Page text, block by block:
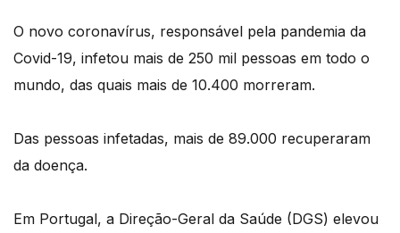
O novo coronavírus, responsável pela pandemia da
Covid-19, infetou mais de 250 mil pessoas em todo o
mundo, das quais mais de 10.400 morreram.
Das pessoas infetadas, mais de 89.000 recuperaram
da doença.
Em Portugal, a Direção-Geral da Saúde (DGS) elevou